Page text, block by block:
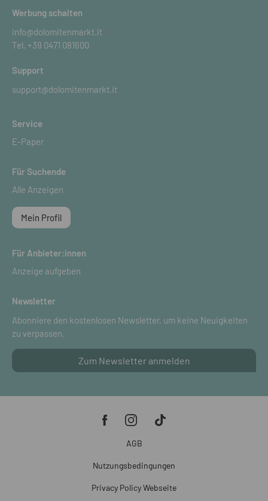
Werbung schalten
info@dolomitenmarkt.it
Tel. +39 0471 081600
Support
support@dolomitenmarkt.it
Service
E-Paper
Für Suchende
Alle Anzeigen
Mein Profil
Für Anbieter:innen
Anzeige aufgeben
Newsletter
Abonniere den kostenlosen Newsletter, um keine Neuigkeiten
zu verpassen.
Zum Newsletter anmelden
AGB
Nutzungsbedingungen
Privacy Policy Webseite